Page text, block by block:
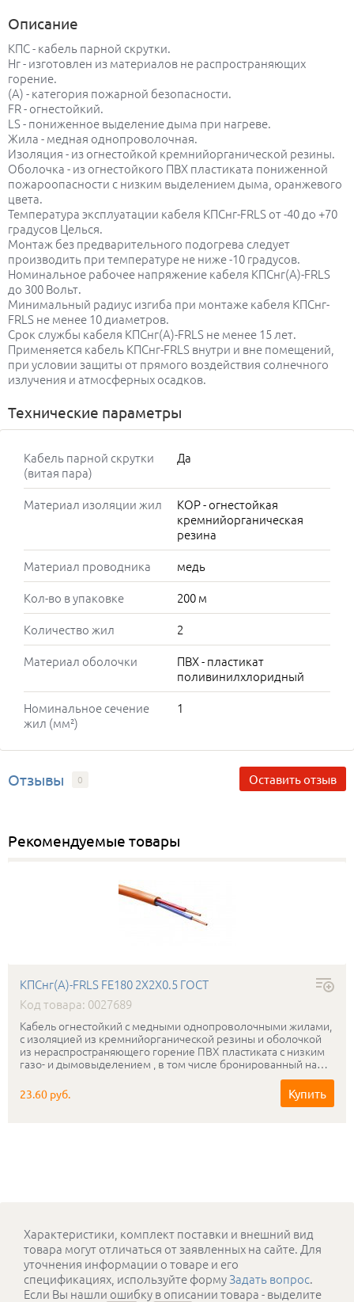
Описание
КПС - кабель парной скрутки.
Нг - изготовлен из материалов не распространяющих
горение.
(А) - категория пожарной безопасности.
FR - огнестойкий.
LS - пониженное выделение дыма при нагреве.
Жила - медная однопроволочная.
Изоляция - из огнестойкой кремнийорганической резины.
Оболочка - из огнестойкого ПВХ пластиката пониженной
пожароопасности с низким выделением дыма, оранжевого
цвета.
Температура эксплуатации кабеля КПСнг-FRLS от -40 до +70
градусов Целься.
Монтаж без предварительного подогрева следует
производить при температуре не ниже -10 градусов.
Номинальное рабочее напряжение кабеля КПСнг(А)-FRLS
до 300 Вольт.
Минимальный радиус изгиба при монтаже кабеля КПСнг-
FRLS не менее 10 диаметров.
Срок службы кабеля КПСнг(А)-FRLS не менее 15 лет.
Применяется кабель КПСнг-FRLS внутри и вне помещений,
при условии защиты от прямого воздействия солнечного
излучения и атмосферных осадков.
Технические параметры
Кабель парной скрутки
(витая пара)
Да
Материал изоляции жил
КОР - огнестойкая
кремнийорганическая
резина
Материал проводника
медь
Кол-во в упаковке
200 м
Количество жил
2
Материал оболочки
ПВХ - пластикат
поливинилхлоридный
Номинальное сечение
жил (мм²)
1
Отзывы 0 Оставить отзыв
Рекомендуемые товары
КПСнг(А)-FRLS FE180 2Х2Х0.5 ГОСТ
Код товара: 0027689
Кабель огнестойкий с медными однопроволочными жилами,
с изоляцией из кремнийорганической резины и оболочкой
из нераспространяющего горение ПВХ пластиката с низким
газо- и дымовыделением , в том числе бронированный на
работоспособность в условиях открытого пламени в течении
180мин.
23.60 руб. Купить
Характеристики, комплект поставки и внешний вид
товара могут отличаться от заявленных на сайте. Для
уточнения информации о товаре и его
спецификациях, используйте формуЗадать вопрос.
Если Вы нашли ошибку в описании товара - выделите